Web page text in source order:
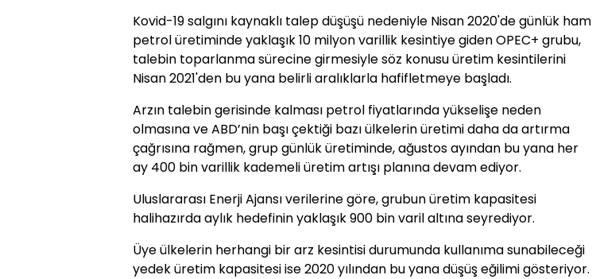
Kovid-19 salgını kaynaklı talep düşüşü nedeniyle Nisan 2020'de günlük ham
petrol üretiminde yaklaşık 10 milyon varillik kesintiye giden OPEC+ grubu,
talebin toparlanma sürecine girmesiyle söz konusu üretim kesintilerini
Nisan 2021'den bu yana belirli aralıklarla hafifletmeye başladı.
Arzın talebin gerisinde kalması petrol fiyatlarında yükselişe neden
olmasına ve ABD’nin başı çektiği bazı ülkelerin üretimi daha da artırma
çağrısına rağmen, grup günlük üretiminde, ağustos ayından bu yana her
ay 400 bin varillik kademeli üretim artışı planına devam ediyor.
Uluslararası Enerji Ajansı verilerine göre, grubun üretim kapasitesi
halihazırda aylık hedefinin yaklaşık 900 bin varil altına seyrediyor.
Üye ülkelerin herhangi bir arz kesintisi durumunda kullanıma sunabileceği
yedek üretim kapasitesi ise 2020 yılından bu yana düşüş eğilimi gösteriyor.